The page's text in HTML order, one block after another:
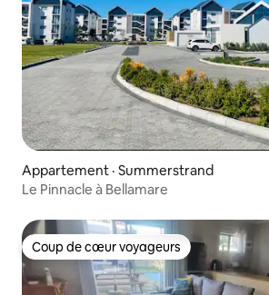
Appartement · Summerstrand
Le Pinnacle à Bellamare
Coup de cœur voyageurs
Coup de cœur voyageurs